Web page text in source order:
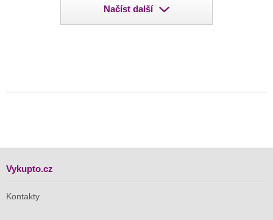
Načíst další
Vykupto.cz
Kontakty